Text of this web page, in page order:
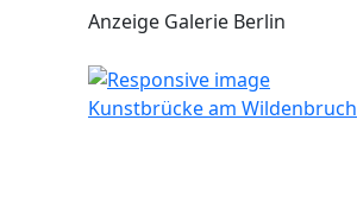
Anzeige Galerie Berlin
Kunstbrücke am Wildenbruch